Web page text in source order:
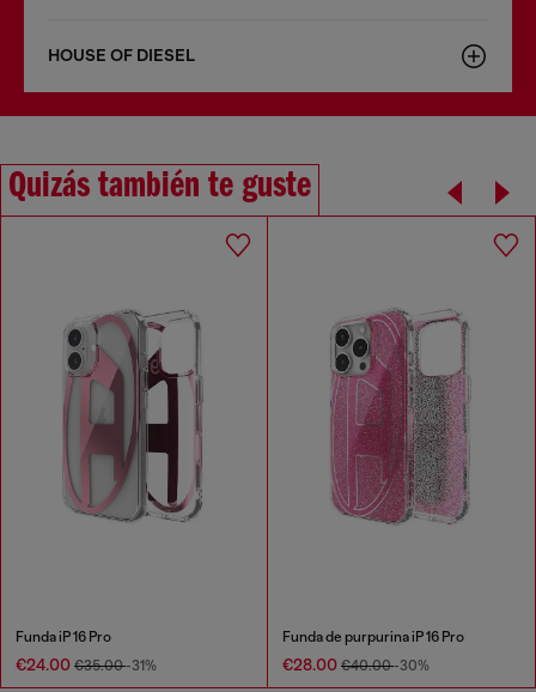
HOUSE OF DIESEL
Quizás también te guste
Funda iP 16 Pro
€24.00 €35.00-31%
Funda de purpurina iP 16 Pro
€28.00 €40.00-30%